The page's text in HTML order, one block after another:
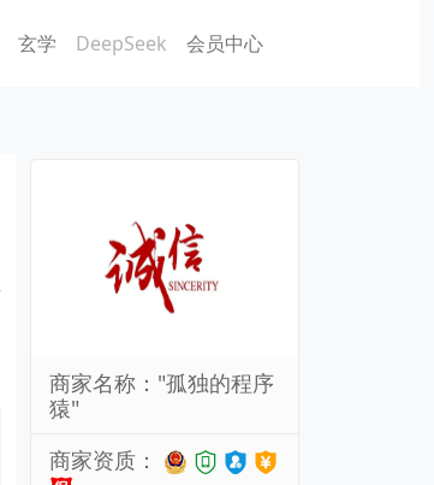
玄学 DeepSeek 会员中心
商家名称："孤独的程序
猿"
商家资质：